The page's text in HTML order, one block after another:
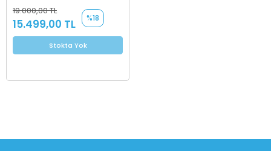
19.000,00 TL
15.499,00 TL %18
Stokta Yok